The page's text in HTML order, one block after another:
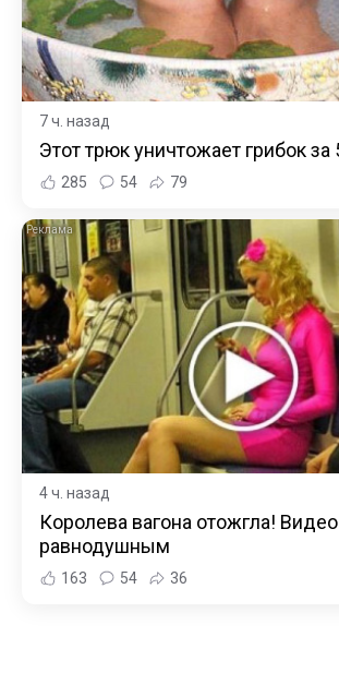
7 ч. назад
Этот трюк уничтожает грибок за
285 54 79
4 ч. назад
Королева вагона отожгла!
равнодушным
163 54 36